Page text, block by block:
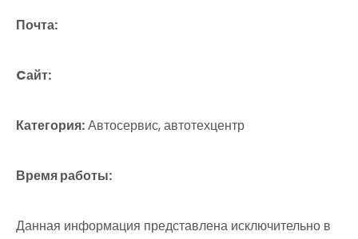
Почта:
Cайт:
Категория:Автосервис, автотехцентр
Время работы:
Данная информация представлена исключительно в